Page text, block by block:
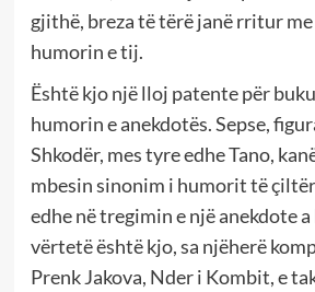
gjithë, breza të tërë janë rritur
humorin e tij.
Është kjo një lloj patente për
humorin e anekdotës. Sepse,
Shkodër, mes tyre edhe Tano,
mbesin sinonim i humorit të
edhe në tregimin e një anekdote
vërtetë është kjo, sa njëherë
Prenk Jakova, Nder i Kombit, e